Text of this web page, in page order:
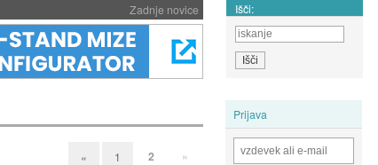
Zadnje novice Išči:
Prijava
« 1 2 »